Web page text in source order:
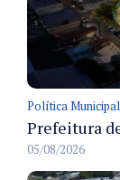
Política Municipal
05/08/2026